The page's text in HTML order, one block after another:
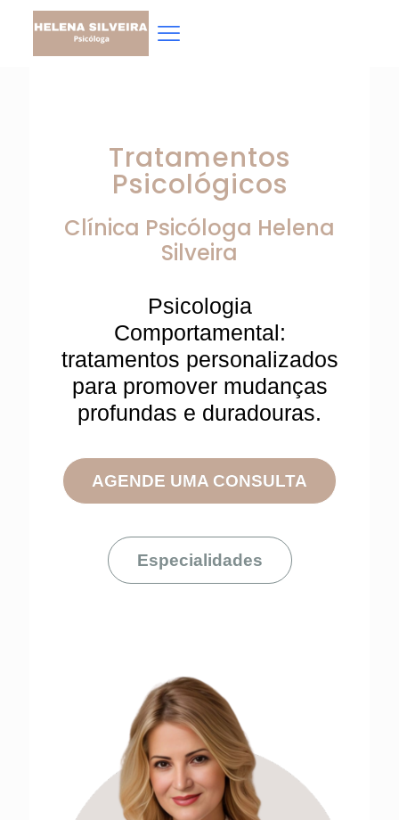
Tratamentos
Psicológicos
Clínica Psicóloga Helena
Silveira
Psicologia
Comportamental:
tratamentos personalizados
para promover mudanças
profundas e duradouras.
AGENDE UMA CONSULTA
Especialidades